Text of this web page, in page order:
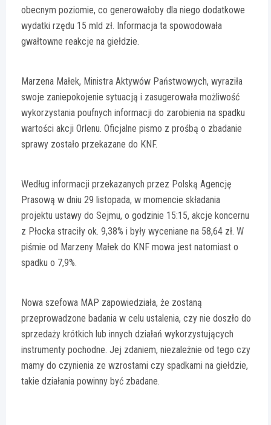
obecnym poziomie, co generowałoby dla niego dodatkowe
wydatki rzędu 15 mld zł. Informacja ta spowodowała
gwałtowne reakcje na giełdzie.
Marzena Małek, Ministra Aktywów Państwowych, wyraziła
swoje zaniepokojenie sytuacją i zasugerowała możliwość
wykorzystania poufnych informacji do zarobienia na spadku
wartości akcji Orlenu. Oficjalne pismo z prośbą o zbadanie
sprawy zostało przekazane do KNF.
Według informacji przekazanych przez Polską Agencję
Prasową w dniu 29 listopada, w momencie składania
projektu ustawy do Sejmu, o godzinie 15:15, akcje koncernu
z Płocka straciły ok. 9,38% i były wyceniane na 58,64 zł. W
piśmie od Marzeny Małek do KNF mowa jest natomiast o
spadku o 7,9%.
Nowa szefowa MAP zapowiedziała, że zostaną
przeprowadzone badania w celu ustalenia, czy nie doszło do
sprzedaży krótkich lub innych działań wykorzystujących
instrumenty pochodne. Jej zdaniem, niezależnie od tego czy
mamy do czynienia ze wzrostami czy spadkami na giełdzie,
takie działania powinny być zbadane.